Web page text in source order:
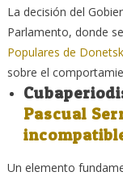
La decisión del
Parlamento, donde
Populares de
sobre el
Pascual
Un elemento